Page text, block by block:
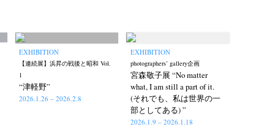
EXHIBITION
【連続展】浜昇の戦後と昭和 Vol.
1
“津軽野”
2026.1.26 – 2026.2.8
EXHIBITION
photographers’ gallery企画
宮森敬子展 “No matter
what, I am still a part of it.
(それでも、私は世界の一
部としてある) ”
2026.1.9 – 2026.1.18